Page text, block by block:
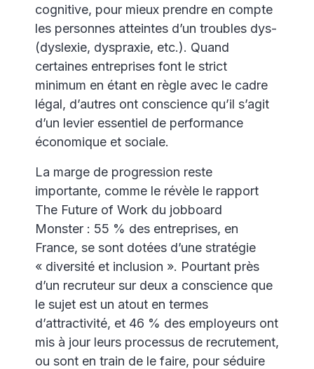
cognitive, pour mieux prendre en compte
les personnes atteintes d’un troubles dys-
(dyslexie, dyspraxie, etc.). Quand
certaines entreprises font le strict
minimum en étant en règle avec le cadre
légal, d’autres ont conscience qu’il s’agit
d’un levier essentiel de performance
économique et sociale.
La marge de progression reste
importante, comme le révèle le rapport
The Future of Work du jobboard
Monster : 55 % des entreprises, en
France, se sont dotées d’une stratégie
« diversité et inclusion ». Pourtant près
d’un recruteur sur deux a conscience que
le sujet est un atout en termes
d’attractivité, et 46 % des employeurs ont
mis à jour leurs processus de recrutement,
ou sont en train de le faire, pour séduire